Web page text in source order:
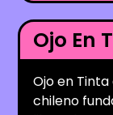
Ojo En
Ojo en
chileno